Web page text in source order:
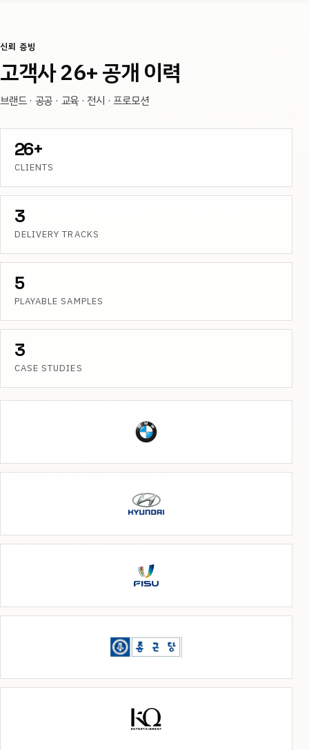
신뢰 증빙
고객사 26+ 공개 이력
브랜드 · 공공 · 교육 · 전시 · 프로모션
26+
CLIENTS
3
DELIVERY TRACKS
5
PLAYABLE SAMPLES
3
CASE STUDIES